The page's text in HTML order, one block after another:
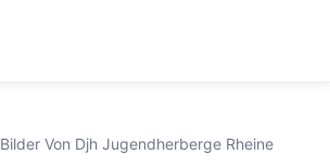
Bilder Von Djh Jugendherberge Rheine